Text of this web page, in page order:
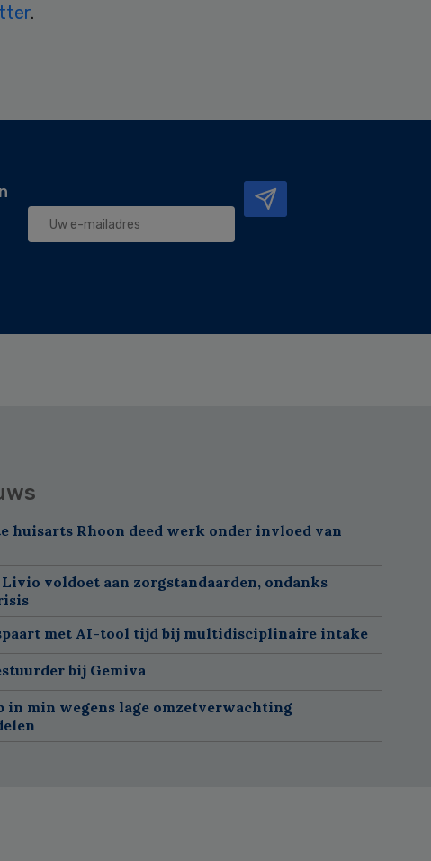
.
huisarts Rhoon deed werk onder invloed van
voldoet aan zorgstandaarden, ondanks
met AI-tool tijd bij multidisciplinaire intake
bij Gemiva
in min wegens lage omzetverwachting